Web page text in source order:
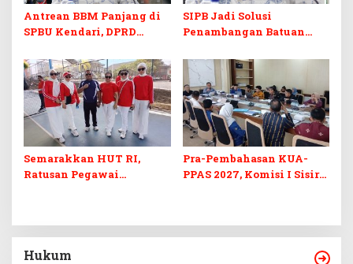
Antrean BBM Panjang di
SPBU Kendari, DPRD
Barcode Curang
SIPB Jadi Solusi
Penambangan Batuan
di Sultra
Semarakkan HUT RI,
Ratusan Pegawai
Pra-Pembahasan KUA-
PPAS 2027, Komisi I Sisir
Hukum